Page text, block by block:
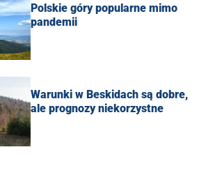
Polskie góry popularne mimo
pandemii
Warunki w Beskidach są dobre,
ale prognozy niekorzystne